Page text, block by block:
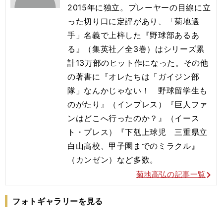
2015年に独立。プレーヤーの目線に立
った切り口に定評があり、「菊地選
手」名義で上梓した『野球部あるあ
る』（集英社／全3巻）はシリーズ累
計13万部のヒット作になった。その他
の著書に『オレたちは「ガイジン部
隊」なんかじゃない！ 野球留学生も
のがたり』（インプレス）『巨人ファ
ンはどこへ行ったのか？』（イース
ト・プレス）『下剋上球児 三重県立
白山高校、甲子園までのミラクル』
（カンゼン）など多数。
菊地高弘の記事一覧
フォトギャラリーを見る